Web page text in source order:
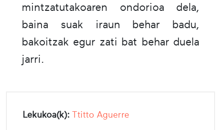
mintzatutakoaren ondorioa dela,
baina suak iraun behar badu,
bakoitzak egur zati bat behar duela
jarri.
Lekukoa(k): Ttitto Aguerre